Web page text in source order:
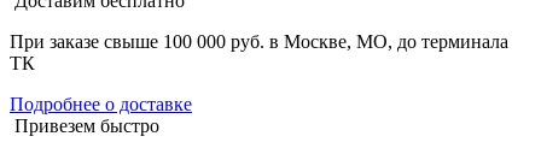
При заказе свыше 100 000 руб. в Москве, МО, до терминала
ТК
Подробнее о доставке
Привезем быстро